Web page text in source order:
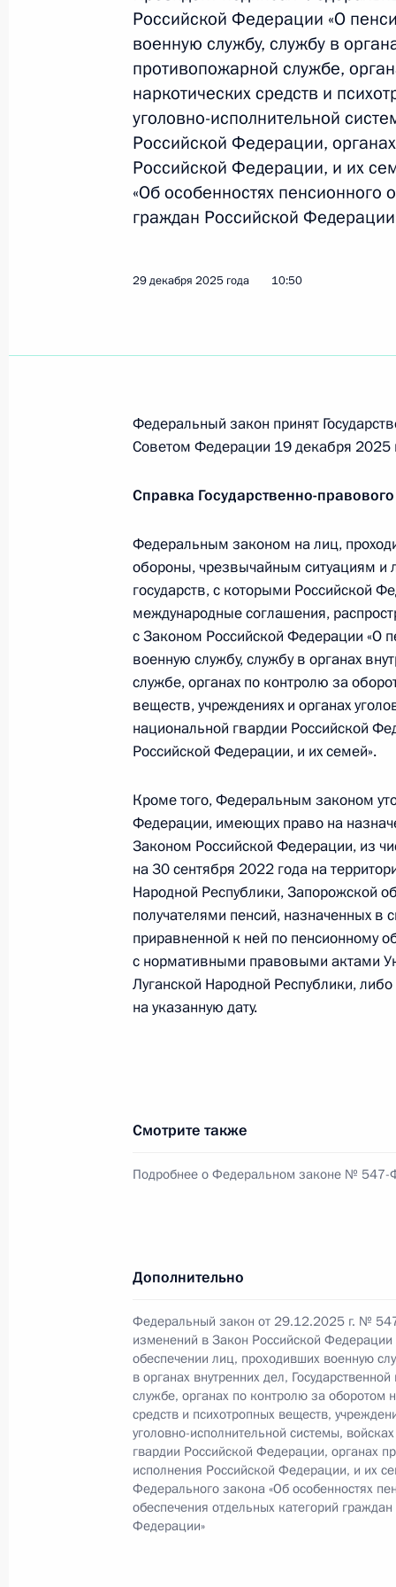
30 января 2026 года, 14:10
Ратифицировано соглашение
наказания лиц, осуждённых к
30 января 2026 года, 14:05
и правовых отношениях по
правовой помощи по уголовным
Законом ратифицируется
преступников
30 января 2026 года, 13:50
Продлён переходный период в
ЛНР, Запорожской и Херсонской
30 января 2026 года, 13:45
28 января, среда
Указ о награждении
28 января 2026 года, 16:25
Указ об установлении Дня
28 января 2026 года, 15:50
с обращениями граждан и
23 января 2026 года, 16:30
Подписан Указ об
1 января 2026 года, 10:00
29 декабря 2025 года,
Подписан Указ о проведении
в Екатеринбурге
29 декабря 2025 года, 19:25
Российской Федерации «О
военную службу, службу в
противопожарной службе,
наркотических средств и
уголовно-исполнительной
Российской Федерации,
Российской Федерации, и их
«Об особенностях пенсионного
граждан Российской
29 декабря 2025 года 10:50
Федеральный закон принят
Советом Федерации 19 декабря 2025
Справка Государственно-
Федеральным законом на лиц,
обороны, чрезвычайным ситуациям и
государств, с которыми Российской
международные соглашения,
с Законом Российской Федерации «О
военную службу, службу в органах
службе, органах по контролю за
веществ, учреждениях и органах
национальной гвардии Российской
Российской Федерации, и их семей».
Кроме того, Федеральным законом
Федерации, имеющих право на
Законом Российской Федерации, из
на 30 сентября 2022 года на
Народной Республики, Запорожской
получателями пенсий, назначенных
приравненной к ней по пенсионному
с нормативными правовыми актами
Луганской Народной Республики,
на указанную дату.
Смотрите также
Подробнее о Федеральном законе №
Дополнительно
Федеральный закон от 29.12.2025 г. №
изменений в Закон Российской Федерации
обеспечении лиц, проходивших военную
в органах внутренних дел,
службе, органах по контролю за оборотом
средств и психотропных веществ,
уголовно-исполнительной системы,
гвардии Российской Федерации, органах
исполнения Российской Федерации, и их
Федерального закона «Об особенностях
обеспечения отдельных категорий
Федерации»